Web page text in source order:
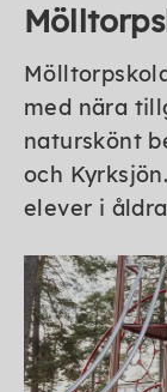
med nära
naturskönt
och
elever i